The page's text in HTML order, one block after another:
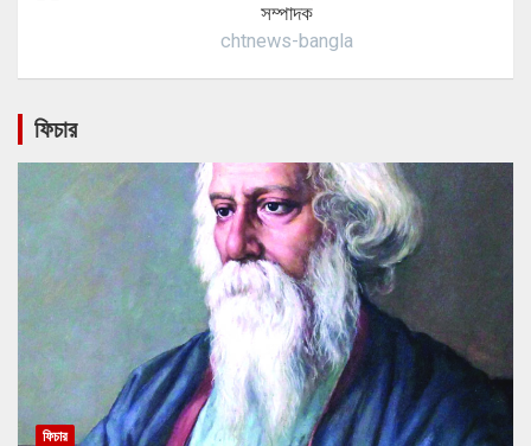
সম্পাদক
chtnews-bangla
ফিচার
ফিচার